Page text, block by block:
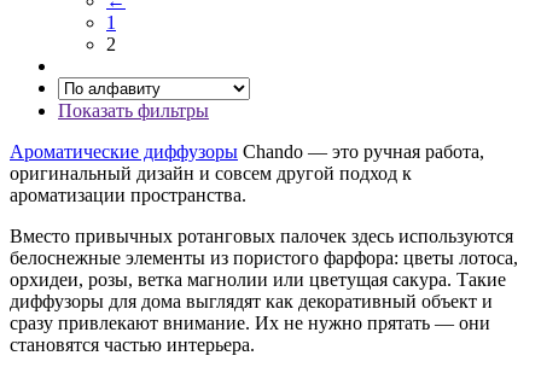
1
2
Показать фильтры
Ароматические диффузоры Chando — это ручная работа,
оригинальный дизайн и совсем другой подход к
ароматизации пространства.
Вместо привычных ротанговых палочек здесь используются
белоснежные элементы из пористого фарфора: цветы лотоса,
орхидеи, розы, ветка магнолии или цветущая сакура. Такие
диффузоры для дома выглядят как декоративный объект и
сразу привлекают внимание. Их не нужно прятать — они
становятся частью интерьера.